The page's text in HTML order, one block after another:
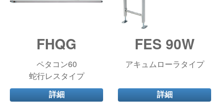
FHQG
ペタコン60
蛇行レスタイプ
詳細
FES 90W
アキュムローラタイプ
詳細